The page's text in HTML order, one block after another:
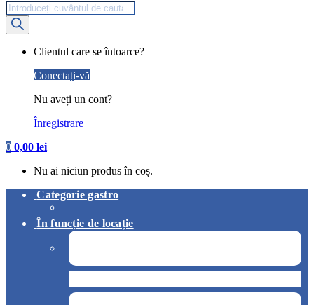
Products
search
Clientul care se întoarce?
Conectați-vă
Nu aveți un cont?
Înregistrare
0 0,00 lei
Nu ai niciun produs în coș.
Categorie gastro
În funcție de locație